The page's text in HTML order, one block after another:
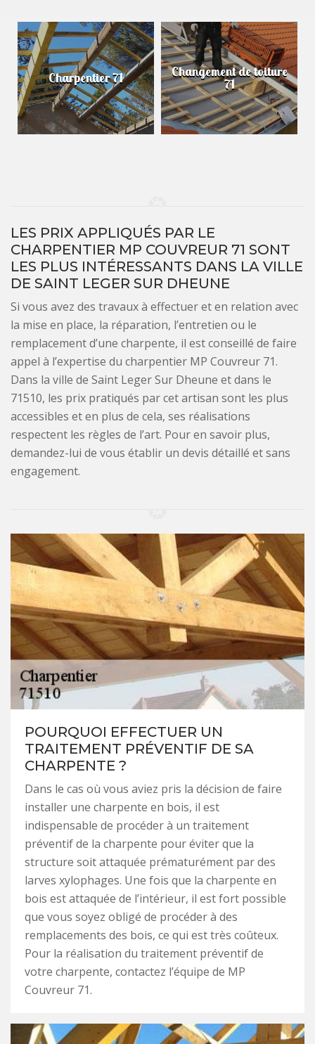
Charpentier 71 Changement de toiture
71
LES PRIX APPLIQUÉS PAR LE
CHARPENTIER MP COUVREUR 71 SONT
LES PLUS INTÉRESSANTS DANS LA VILLE
DE SAINT LEGER SUR DHEUNE
Si vous avez des travaux à effectuer et en relation avec
la mise en place, la réparation, l’entretien ou le
remplacement d’une charpente, il est conseillé de faire
appel à l’expertise du charpentier MP Couvreur 71.
Dans la ville de Saint Leger Sur Dheune et dans le
71510, les prix pratiqués par cet artisan sont les plus
accessibles et en plus de cela, ses réalisations
respectent les règles de l’art. Pour en savoir plus,
demandez-lui de vous établir un devis détaillé et sans
engagement.
POURQUOI EFFECTUER UN
TRAITEMENT PRÉVENTIF DE SA
CHARPENTE ?
Dans le cas où vous aviez pris la décision de faire
installer une charpente en bois, il est
indispensable de procéder à un traitement
préventif de la charpente pour éviter que la
structure soit attaquée prématurément par des
larves xylophages. Une fois que la charpente en
bois est attaquée de l’intérieur, il est fort possible
que vous soyez obligé de procéder à des
remplacements des bois, ce qui est très coûteux.
Pour la réalisation du traitement préventif de
votre charpente, contactez l’équipe de MP
Couvreur 71.